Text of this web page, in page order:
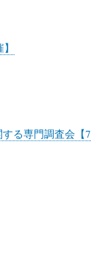
る専門調査会【7